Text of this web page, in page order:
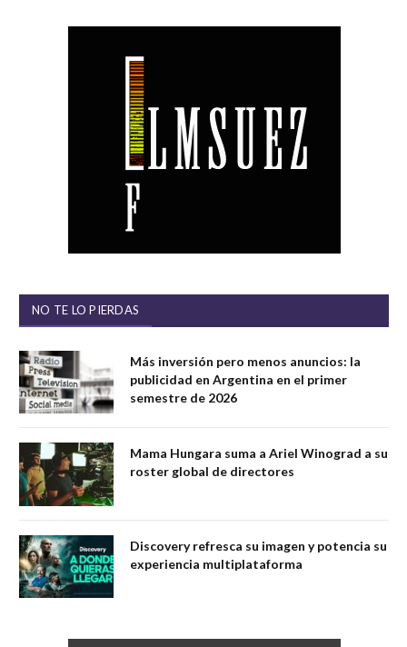
NO TE LO PIERDAS
Más inversión pero menos anuncios: la
publicidad en Argentina en el primer
semestre de 2026
Mama Hungara suma a Ariel Winograd a su
roster global de directores
Discovery refresca su imagen y potencia su
experiencia multiplataforma